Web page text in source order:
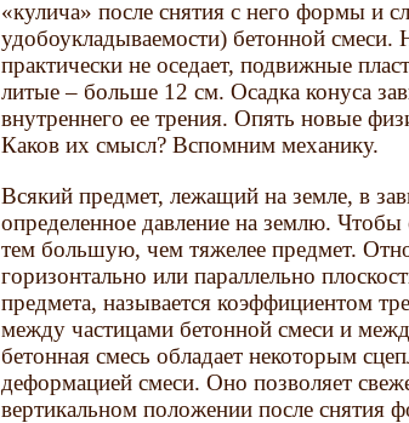
«кулича» после снятия с него формы и
удобоукладываемости) бетонной смеси.
практически не оседает, подвижные
литые – больше 12 см. Осадка конуса
внутреннего ее трения. Опять новые
Каков их смысл? Вспомним механику.
Всякий предмет, лежащий на земле, в
определенное давление на землю.
тем большую, чем тяжелее предмет.
горизонтально или параллельно
предмета, называется коэффициентом
между частицами бетонной смеси и
бетонная смесь обладает некоторым
деформацией смеси. Оно позволяет
вертикальном положении после снятия